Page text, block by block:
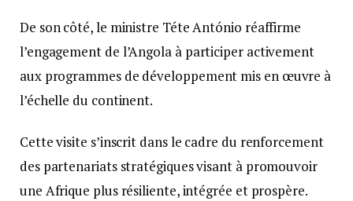
De son côté, le ministre Téte António réaffirme
l’engagement de l’Angola à participer activement
aux programmes de développement mis en œuvre à
l’échelle du continent.
Cette visite s’inscrit dans le cadre du renforcement
des partenariats stratégiques visant à promouvoir
une Afrique plus résiliente, intégrée et prospère.